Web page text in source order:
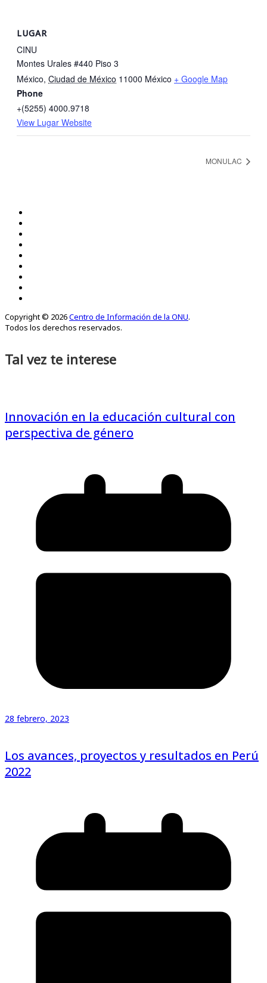
LUGAR
CINU
Montes Urales #440 Piso 3
México, Ciudad de México 11000 México + Google Map
Phone
+(5255) 4000.9718
View Lugar Website
MONULAC
Copyright © 2026Centro de Información de la ONU.
Todos los derechos reservados.
Tal vez te interese
Innovación en la educación cultural con
perspectiva de género
28 febrero, 2023
Los avances, proyectos y resultados en Perú
2022